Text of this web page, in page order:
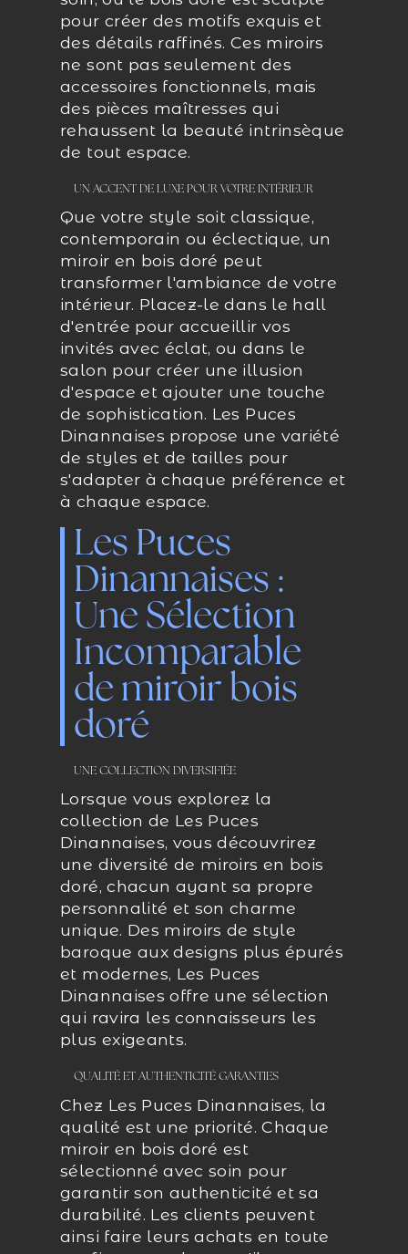
pour créer des motifs exquis et
des détails raffinés. Ces miroirs
ne sont pas seulement des
accessoires fonctionnels, mais
des pièces maîtresses qui
rehaussent la beauté intrinsèque
de tout espace.
UN ACCENT DE LUXE POUR VOTRE INTÉRIEUR
Que votre style soit classique,
contemporain ou éclectique, un
miroir en bois doré peut
transformer l'ambiance de votre
intérieur. Placez-le dans le hall
d'entrée pour accueillir vos
invités avec éclat, ou dans le
salon pour créer une illusion
d'espace et ajouter une touche
de sophistication. Les Puces
Dinannaises propose une variété
de styles et de tailles pour
s'adapter à chaque préférence et
à chaque espace.
Les Puces
Dinannaises :
Une Sélection
Incomparable
de miroir bois
doré
UNE COLLECTION DIVERSIFIÉE
Lorsque vous explorez la
collection de Les Puces
Dinannaises, vous découvrirez
une diversité de miroirs en bois
doré, chacun ayant sa propre
personnalité et son charme
unique. Des miroirs de style
baroque aux designs plus épurés
et modernes, Les Puces
Dinannaises offre une sélection
qui ravira les connaisseurs les
plus exigeants.
QUALITÉ ET AUTHENTICITÉ GARANTIES
Chez Les Puces Dinannaises, la
qualité est une priorité. Chaque
miroir en bois doré est
sélectionné avec soin pour
garantir son authenticité et sa
durabilité. Les clients peuvent
ainsi faire leurs achats en toute